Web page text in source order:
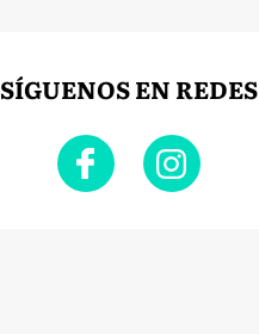
SÍGUENOS EN REDES